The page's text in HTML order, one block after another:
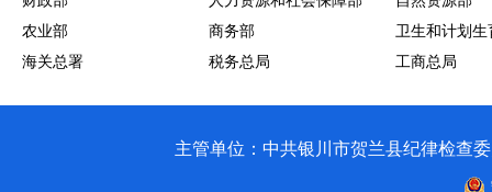
农业部
商务部
卫生和计划生
海关总署
税务总局 工商总局
主管单位：中共银川市贺兰县纪律检查